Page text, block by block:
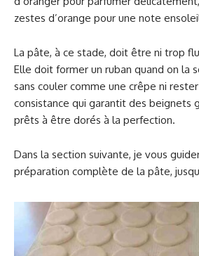
zestes d’orange pour une note
La pâte, à ce stade, doit être ni trop
Elle doit former un ruban quand on la
sans couler comme une crêpe ni
consistance qui garantit des beignets
prêts à être dorés à la perfection.
Dans la section suivante, je vous
préparation complète de la pâte,